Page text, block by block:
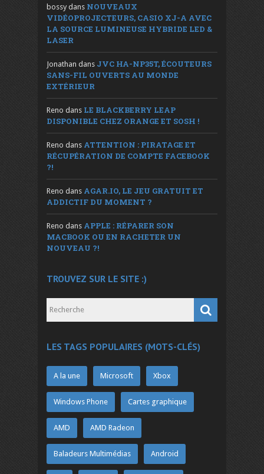
bossy dans NOUVEAUX
VIDÉOPROJECTEURS, CASIO XJ-A AVEC
LA SOURCE LUMINEUSE HYBRIDE LED &
LASER
Jonathan dans JVC HA-NP35T, ÉCOUTEURS
SANS-FIL OUVERTS AU MONDE
EXTÉRIEUR
Reno dans LE BLACKBERRY LEAP
DISPONIBLE CHEZ ORANGE ET SOSH !
Reno dans ATTENTION : PIRATAGE ET
RÉCUPÉRATION DE COMPTE FACEBOOK
?!
Reno dans AGAR.IO, LE JEU GRATUIT ET
ADDICTIF DU MOMENT ?
Reno dans APPLE : RÉPARER SON
MACBOOK OU EN RACHETER UN
NOUVEAU ?!
TROUVEZ SUR LE SITE :)
LES TAGS POPULAIRES (MOTS-CLÉS)
A la une Microsoft Xbox
Windows Phone Cartes graphique
AMD AMD Radeon
Baladeurs Multimédias Android